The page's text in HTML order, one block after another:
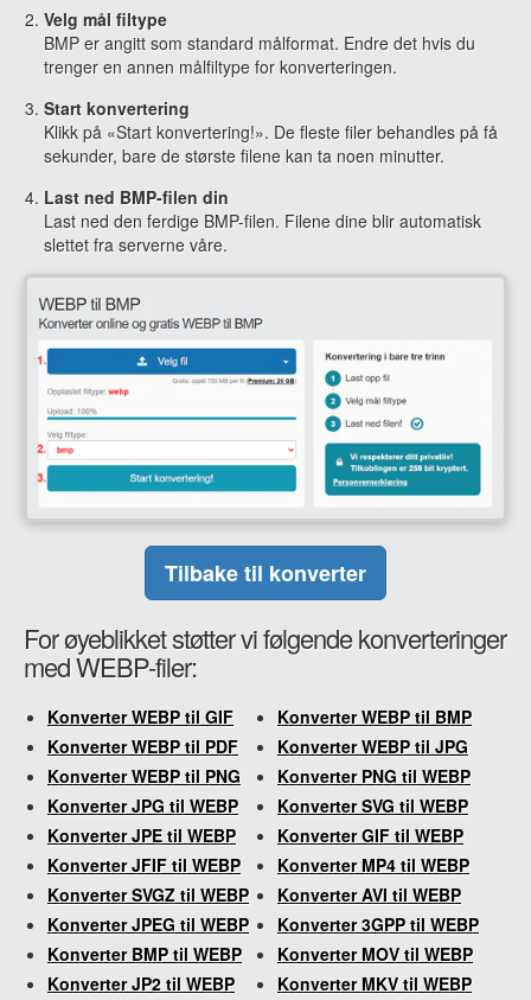
Velg mål filtype
BMP er angitt som standard målformat. Endre det hvis du
trenger en annen målfiltype for konverteringen.
Start konvertering
Klikk på «Start konvertering!». De fleste filer behandles på få
sekunder, bare de største filene kan ta noen minutter.
Last ned BMP-filen din
Last ned den ferdige BMP-filen. Filene dine blir automatisk
slettet fra serverne våre.
Tilbake til konverter
For øyeblikket støtter vi følgende konverteringer
med WEBP-filer:
Konverter WEBP til GIF
Konverter WEBP til BMP
Konverter WEBP til PDF
Konverter WEBP til JPG
Konverter WEBP til PNG
Konverter PNG til WEBP
Konverter JPG til WEBP
Konverter SVG til WEBP
Konverter JPE til WEBP
Konverter GIF til WEBP
Konverter JFIF til WEBP
Konverter MP4 til WEBP
Konverter SVGZ til WEBP
Konverter AVI til WEBP
Konverter JPEG til WEBP
Konverter 3GPP til WEBP
Konverter BMP til WEBP
Konverter MOV til WEBP
Konverter JP2 til WEBP
Konverter MKV til WEBP